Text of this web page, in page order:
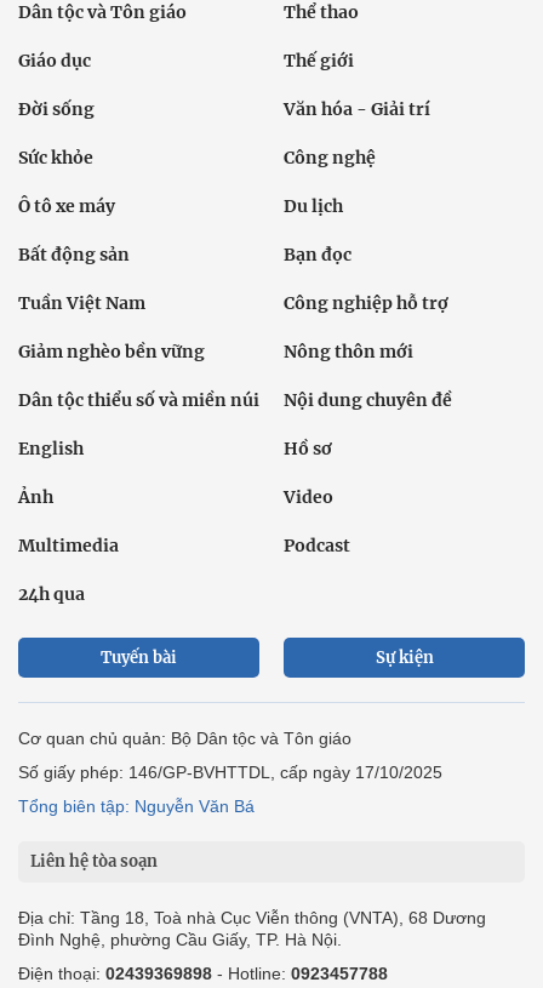
Dân tộc và Tôn giáo Thể thao
Giáo dục Thế giới
Đời sống Văn hóa - Giải trí
Sức khỏe Công nghệ
Ô tô xe máy Du lịch
Bất động sản Bạn đọc
Tuần Việt Nam Công nghiệp hỗ trợ
Giảm nghèo bền vững Nông thôn mới
Dân tộc thiểu số và miền núi Nội dung chuyên đề
English Hồ sơ
Ảnh Video
Multimedia Podcast
24h qua
Tuyến bài Sự kiện
Cơ quan chủ quản: Bộ Dân tộc và Tôn giáo
Số giấy phép: 146/GP-BVHTTDL, cấp ngày 17/10/2025
Tổng biên tập: Nguyễn Văn Bá
Liên hệ tòa soạn
Địa chỉ: Tầng 18, Toà nhà Cục Viễn thông (VNTA), 68 Dương
Đình Nghệ, phường Cầu Giấy, TP. Hà Nội.
Điện thoại: 02439369898 - Hotline: 0923457788